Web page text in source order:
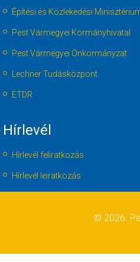
Építési és Közlekedési
Pest Vármegyei Kormányhivatal
Pest Vármegyei Önkormányzat
Lechner Tudásközpont
ETDR
Hírlevél
Hírlevél feliratkozás
Hírlevél leiratkozás
© 2026.